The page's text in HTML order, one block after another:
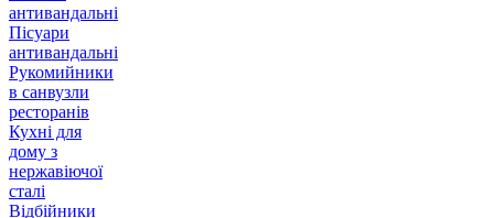
антивандальні
Пісуари
антивандальні
Рукомийники
в санвузли
ресторанів
Кухні для
дому з
нержавіючої
сталі
Відбійники